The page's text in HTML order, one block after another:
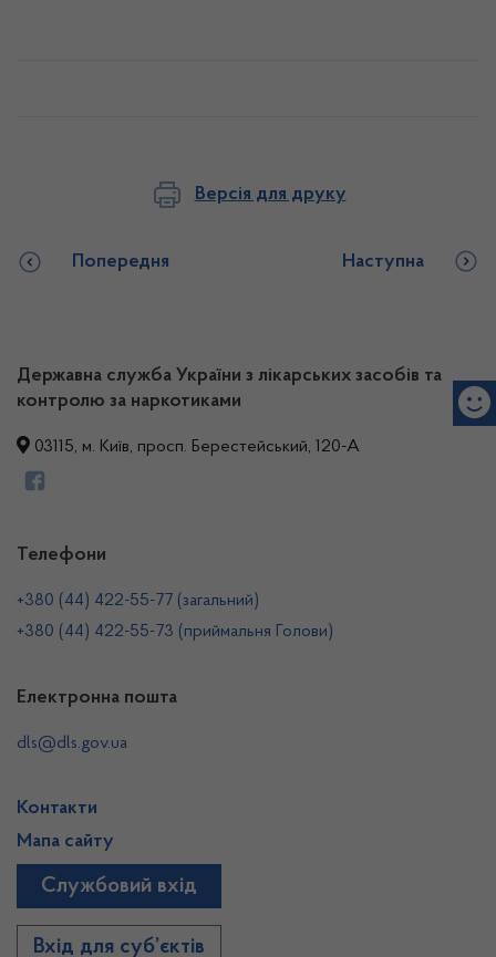
Версія для друку
Попередня Наступна
Державна служба України з лікарських засобів та
контролю за наркотиками
03115, м. Київ, просп. Берестейський, 120-А
Телефони
+380 (44) 422-55-77 (загальний)
+380 (44) 422-55-73 (приймальня Голови)
Електронна пошта
dls@dls.gov.ua
Контакти
Мапа сайту
Службовий вхід
Вхід для суб’єктів